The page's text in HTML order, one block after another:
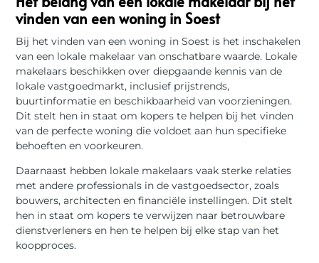
vinden van een woning in Soest
Bij het vinden van een woning in Soest is het inschakelen
van een lokale makelaar van onschatbare waarde. Lokale
makelaars beschikken over diepgaande kennis van de
lokale vastgoedmarkt, inclusief prijstrends,
buurtinformatie en beschikbaarheid van voorzieningen.
Dit stelt hen in staat om kopers te helpen bij het vinden
van de perfecte woning die voldoet aan hun specifieke
behoeften en voorkeuren.
Daarnaast hebben lokale makelaars vaak sterke relaties
met andere professionals in de vastgoedsector, zoals
bouwers, architecten en financiële instellingen. Dit stelt
hen in staat om kopers te verwijzen naar betrouwbare
dienstverleners en hen te helpen bij elke stap van het
koopproces.